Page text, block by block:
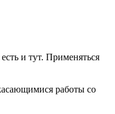
и тут. Применяться
работы со